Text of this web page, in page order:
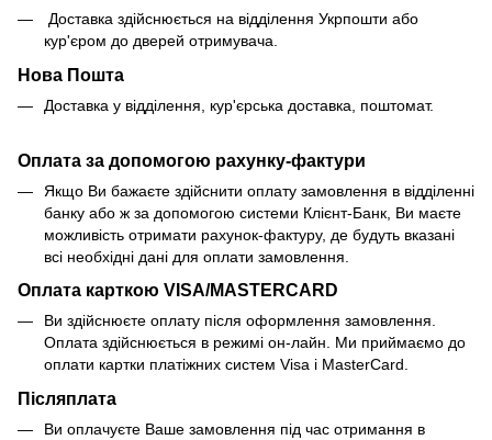
Доставка здійснюється на відділення Укрпошти або
кур'єром до дверей отримувача.
Нова Пошта
Доставка у відділення, кур'єрська доставка, поштомат.
Оплата за допомогою рахунку-фактури
Якщо Ви бажаєте здійснити оплату замовлення в відділенні
банку або ж за допомогою системи Клієнт-Банк, Ви маєте
можливість отримати рахунок-фактуру, де будуть вказані
всі необхідні дані для оплати замовлення.
Оплата карткою VISA/MASTERCARD
Ви здійснюєте оплату після оформлення замовлення.
Оплата здійснюється в режимі он-лайн. Ми приймаємо до
оплати картки платіжних систем Visa і MasterCard.
Післяплата
Ви оплачуєте Ваше замовлення під час отримання в